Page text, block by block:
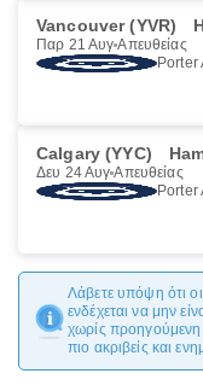
Vancouver (YVR)
Παρ 21 Αυγ Απευθείας
Porter
Calgary (YYC)
Δευ 24 Αυγ Απευθείας
Porter
Λάβετε υπόψη ότι
ενδέχεται να μην
χωρίς
πιο ακριβείς και